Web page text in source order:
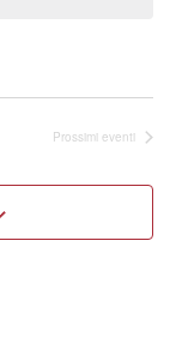
Prossimi eventi